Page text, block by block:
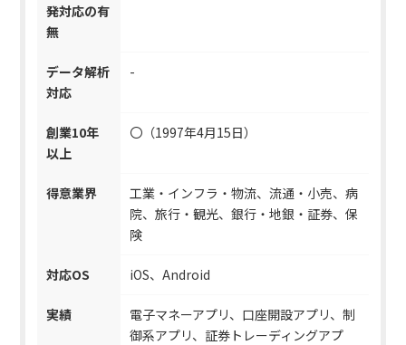
発対応の有
無
データ解析
対応
-
創業10年
以上
〇（1997年4月15日）
得意業界
工業・インフラ・物流、流通・小売、病
院、旅行・観光、銀行・地銀・証券、保
険
対応OS iOS、Android
実績
電子マネーアプリ、口座開設アプリ、制
御系アプリ、証券トレーディングアプ